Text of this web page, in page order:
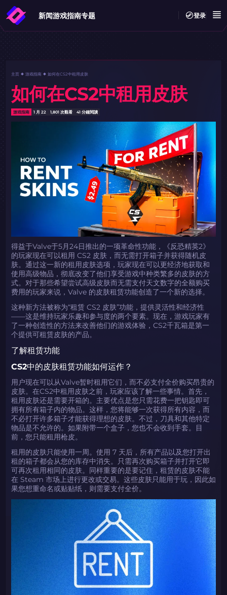
新闻游戏指南专题 登录
主页 游戏指南 如何在CS2中租用皮肤
如何在CS2中租用皮肤
游戏指南 1 月 22 1,801 次觀看 41 分鐘閱讀
得益于Valve于5月24日推出的一项革命性功能，《反恐精英2》
的玩家现在可以租用 CS2 皮肤，而无需打开箱子并获得随机皮
肤。通过这一新的租用皮肤选项，玩家现在可以更经济地获取和
使用高级物品，彻底改变了他们享受游戏中种类繁多的皮肤的方
式。对于那些希望尝试高级皮肤而无需支付天文数字的全额购买
费用的玩家来说，Valve 的皮肤租赁功能创造了一个新的选择。
这种新方法被称为“租赁 CS2 皮肤”功能，提供灵活性和经济性
——这是维持玩家乐趣和参与度的两个要素。现在，游戏玩家有
了一种创造性的方法来改善他们的游戏体验，CS2千瓦箱是第一
个提供可租赁皮肤的产品。
了解租赁功能
CS2中的皮肤租赁功能如何运作？
用户现在可以从Valve暂时租用它们，而不必支付全价购买昂贵的
皮肤。在CS2中租用皮肤之前，玩家应该了解一些事情。首先，
租用皮肤还是需要开箱的。主要优点是您只需花费一把钥匙即可
拥有所有箱子内的物品。这样，您将能够一次获得所有内容，而
不必打开许多箱子才能获得理想的皮肤。不过，刀具和其他特定
物品是不允许的。如果附带一个盒子，您也不会收到手套。目
前，您只能租用枪皮。
租用的皮肤只能使用一周。使用 7 天后，所有产品以及您打开出
租的箱子都会从您的库存中消失。只需再次购买箱子并打开它即
可再次租用相同的皮肤。同样重要的是要记住，租赁的皮肤不能
在 Steam 市场上进行更改或交易。这些皮肤只能用于玩，因此如
果您想重命名或贴贴纸，则需要支付全价。